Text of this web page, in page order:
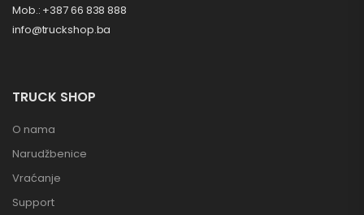
Mob.: +387 66 838 888
info@truckshop.ba
TRUCK SHOP
O nama
Narudžbenice
Vraćanje
Support